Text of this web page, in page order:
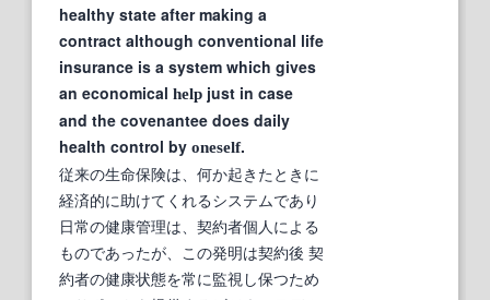
healthy state after making a
contract although conventional life
insurance is a system which gives
an economical help just in case
and the covenantee does daily
health control by oneself.
従来の生命保険は、何か起きたときに
経済的に助けてくれるシステムであり
日常の健康管理は、契約者個人による
ものであったが、この発明は契約後 契
約者の健康状態を常に監視し保つため